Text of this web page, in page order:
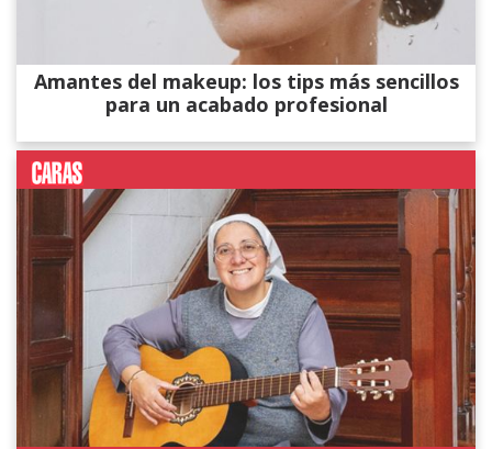
Amantes del makeup: los tips más sencillos
para un acabado profesional